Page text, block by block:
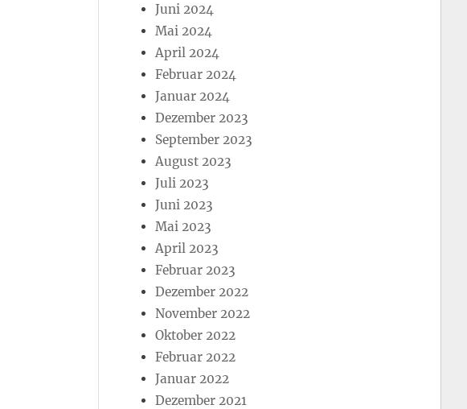
Juni 2024
Mai 2024
April 2024
Februar 2024
Januar 2024
Dezember 2023
September 2023
August 2023
Juli 2023
Juni 2023
Mai 2023
April 2023
Februar 2023
Dezember 2022
November 2022
Oktober 2022
Februar 2022
Januar 2022
Dezember 2021